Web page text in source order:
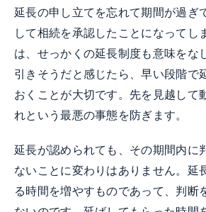
延長の申し立てを忘れて期間が過ぎ
して相続を承認したことになってし
は、せっかくの延長制度も意味をな
引きそうだと感じたら、早い段階で
おくことが大切です。先を見越して
れという最悪の事態を防ぎます。
延長が認められても、その期間内に
ないことに変わりはありません。延
る時間を増やすものであって、判断